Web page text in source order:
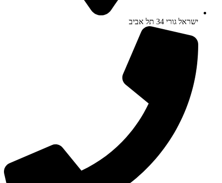
ישראל גורי 34 תל אביב